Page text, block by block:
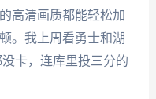
高清画质都能轻松加
。我上周看勇士和湖
卡，连库里投三分的